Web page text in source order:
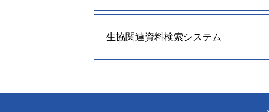
生協関連資料検索システム